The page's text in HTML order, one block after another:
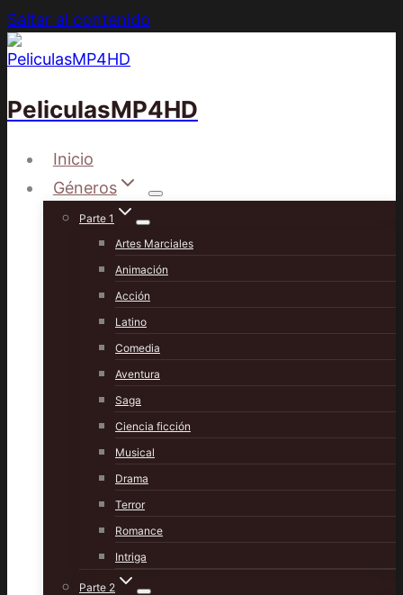
Saltar al contenido
PeliculasMP4HD
Inicio
Géneros
Parte 1
Artes Marciales
Animación
Acción
Latino
Comedia
Aventura
Saga
Ciencia ficción
Musical
Drama
Terror
Romance
Intriga
Parte 2